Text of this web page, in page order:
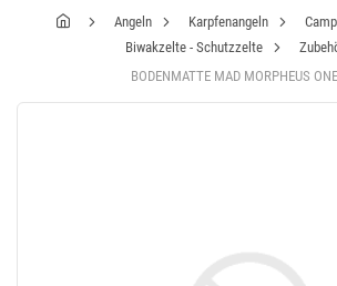
Angeln Karpfenangeln
Biwakzelte - Schutzzelte
BODENMATTE MAD MORPHEUS